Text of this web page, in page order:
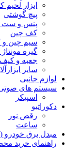
ابزار لحیم
پیچ گوشتی
پنس و ست
کف چین
سیم چین و
گیره مونتاژ
جعبه و کیف
سایر
لوازم جانبی
سیستم های
اسپیکر
دکوراتیو
رقص نور
ساعت
مبدل برق خودرو (
راهنمای خرید